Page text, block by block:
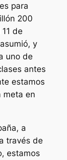
para
200
de
y
uno de
antes
estamos
meta en
a
través de
estamos